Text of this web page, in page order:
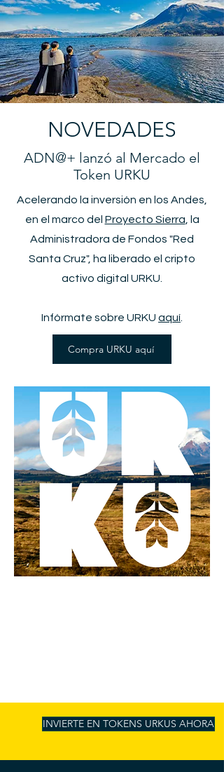
NOVEDADES
ADN@+ lanzó al Mercado el
Token URKU
Acelerando la inversión en los Andes,
en el marco del Proyecto Sierra , la
Administradora de Fondos "Red
Santa Cruz", ha liberado el cripto
activo digital URKU.
Infórmate sobre URKU aquí
Compra URKU aquí
INVIERTE EN TOKENS URKUS AHORA